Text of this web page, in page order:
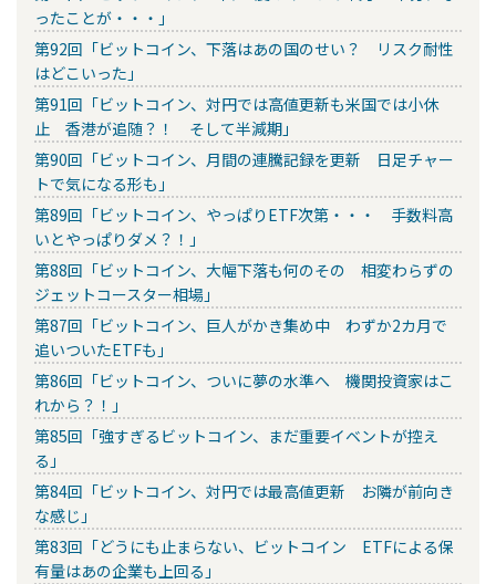
ったことが・・・」
第92回「ビットコイン、下落はあの国のせい？ リスク耐性
はどこいった」
第91回「ビットコイン、対円では高値更新も米国では小休
止 香港が追随？！ そして半減期」
第90回「ビットコイン、月間の連騰記録を更新 日足チャー
トで気になる形も」
第89回「ビットコイン、やっぱりETF次第・・・ 手数料高
いとやっぱりダメ？！」
第88回「ビットコイン、大幅下落も何のその 相変わらずの
ジェットコースター相場」
第87回「ビットコイン、巨人がかき集め中 わずか2カ月で
追いついたETFも」
第86回「ビットコイン、ついに夢の水準へ 機関投資家はこ
れから？！」
第85回「強すぎるビットコイン、まだ重要イベントが控え
る」
第84回「ビットコイン、対円では最高値更新 お隣が前向き
な感じ」
第83回「どうにも止まらない、ビットコイン ETFによる保
有量はあの企業も上回る」